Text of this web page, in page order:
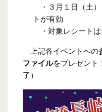
・３月１日（土）
トが有効
・対象レシートは
上記各イベントへの
ファイルをプレゼント
了）